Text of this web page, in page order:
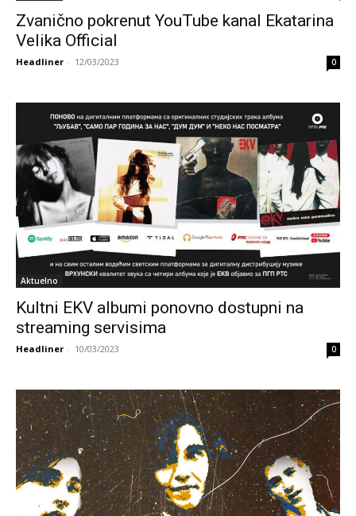
Zvanično pokrenut YouTube kanal Ekatarina
Velika Official
Headliner - 12/03/2023 0
Aktuelno
Kultni EKV albumi ponovno dostupni na
streaming servisima
Headliner - 10/03/2023 0